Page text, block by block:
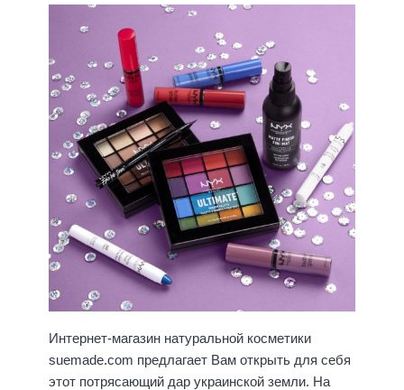
Интернет-магазин натуральной косметики
suemade.com предлагает Вам открыть для себя
этот потрясающий дар украинской земли. На